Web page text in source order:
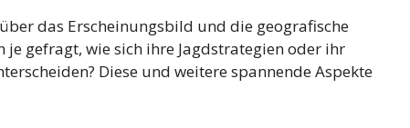
das Erscheinungsbild und die geografische
je gefragt, wie sich ihre Jagdstrategien oder ihr
Diese und weitere spannende Aspekte